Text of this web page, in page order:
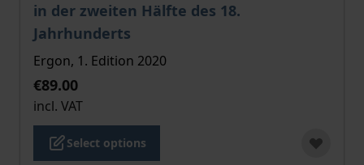
in der zweiten Hälfte des 18.
Jahrhunderts
Ergon, 1. Edition 2020
€89.00
incl. VAT
Select options